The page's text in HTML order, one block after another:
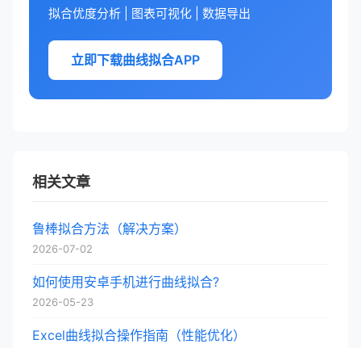
拟合优度分析 | 图表可视化 | 数据导出
立即下载曲线拟合APP
相关文章
鲁棒拟合方法（解决方案）
2026-07-02
如何使用安卓手机进行曲线拟合?
2026-05-23
Excel曲线拟合操作指南（性能优化）